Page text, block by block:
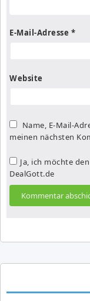
E-Mail-Adresse *
Website
Name, E-Mail-
meinen nächsten
Ja, ich möchte
DealGott.de